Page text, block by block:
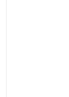
Оправдались
— К сожалению,
события, было